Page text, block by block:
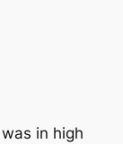
in high